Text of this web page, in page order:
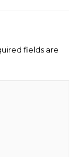
fields are